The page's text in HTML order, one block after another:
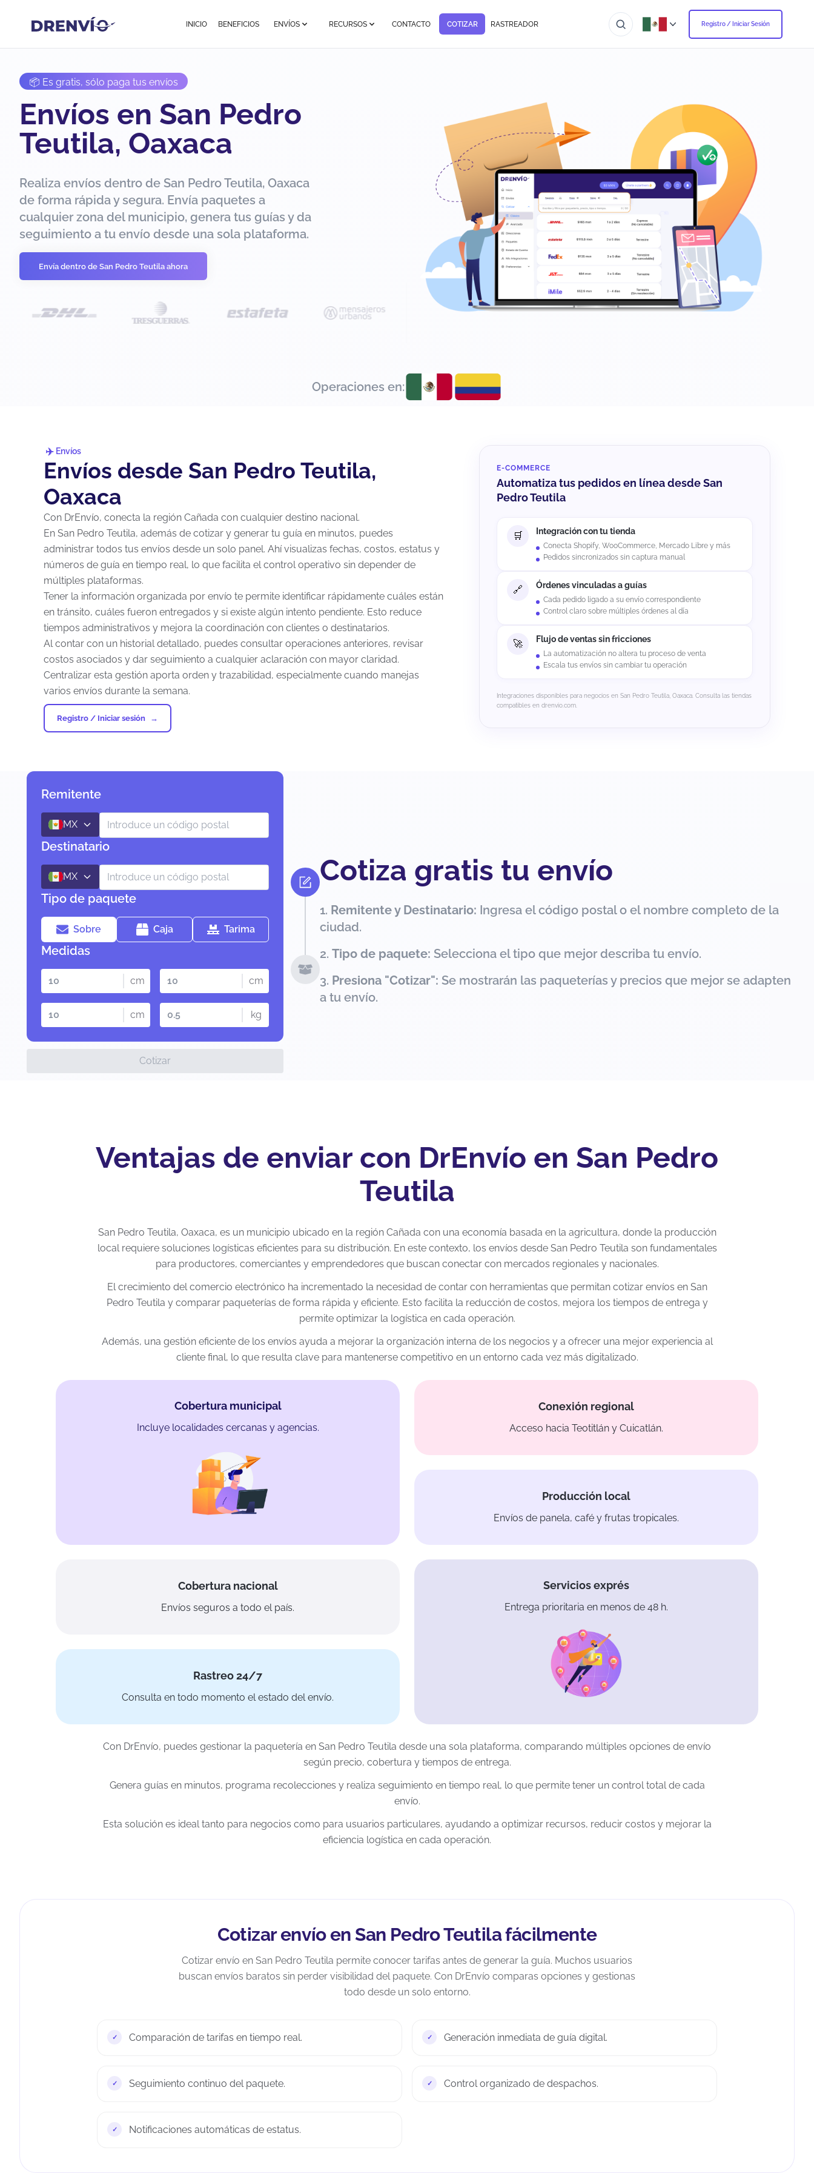
INICIO BENEFICIOS ENVÍOS RECURSOS CONTACTO COTIZAR RASTREADOR Registro / Iniciar Sesión
📦 Es gratis, sólo paga tus envíos
Envíos en San Pedro
Teutila, Oaxaca
Realiza envíos dentro de San Pedro Teutila, Oaxaca
de forma rápida y segura. Envía paquetes a
cualquier zona del municipio, genera tus guías y da
seguimiento a tu envío desde una sola plataforma.
Envía dentro de San Pedro Teutila ahora
Operaciones en:
Envíos
Envíos desde San Pedro Teutila,
Oaxaca
Con DrEnvío, conecta la región Cañada con cualquier destino nacional.
En San Pedro Teutila, además de cotizar y generar tu guía en minutos, puedes
administrar todos tus envíos desde un solo panel. Ahí visualizas fechas, costos, estatus y
números de guía en tiempo real, lo que facilita el control operativo sin depender de
múltiples plataformas.
Tener la información organizada por envío te permite identificar rápidamente cuáles están
en tránsito, cuáles fueron entregados y si existe algún intento pendiente. Esto reduce
tiempos administrativos y mejora la coordinación con clientes o destinatarios.
Al contar con un historial detallado, puedes consultar operaciones anteriores, revisar
costos asociados y dar seguimiento a cualquier aclaración con mayor claridad.
Centralizar esta gestión aporta orden y trazabilidad, especialmente cuando manejas
varios envíos durante la semana.
Registro / Iniciar sesión
E-COMMERCE
Automatiza tus pedidos en línea desde San
Pedro Teutila
Integración con tu tienda
Conecta Shopify, WooCommerce, Mercado Libre y más
Pedidos sincronizados sin captura manual
Órdenes vinculadas a guías
Cada pedido ligado a su envío correspondiente
Control claro sobre múltiples órdenes al día
Flujo de ventas sin fricciones
La automatización no altera tu proceso de venta
Escala tus envíos sin cambiar tu operación
Integraciones disponibles para negocios en San Pedro Teutila, Oaxaca. Consulta las tiendas
compatibles en drenvio.com.
Remitente
MX
Destinatario
MX
Tipo de paquete
Sobre Caja Tarima
Medidas
cm cm
cm kg
Cotizar
Cotiza gratis tu envío
Remitente y Destinatario: Ingresa el código postal o el nombre completo de la
ciudad.
Tipo de paquete: Selecciona el tipo que mejor describa tu envío.
Presiona "Cotizar": Se mostrarán las paqueterías y precios que mejor se adapten
a tu envío.
Ventajas de enviar con DrEnvío en San Pedro
Teutila
San Pedro Teutila, Oaxaca, es un municipio ubicado en la región Cañada con una economía basada en la agricultura, donde la producción
local requiere soluciones logísticas eficientes para su distribución. En este contexto, los envíos desde San Pedro Teutila son fundamentales
para productores, comerciantes y emprendedores que buscan conectar con mercados regionales y nacionales.
El crecimiento del comercio electrónico ha incrementado la necesidad de contar con herramientas que permitan cotizar envíos en San
Pedro Teutila y comparar paqueterías de forma rápida y eficiente. Esto facilita la reducción de costos, mejora los tiempos de entrega y
permite optimizar la logística en cada operación.
Además, una gestión eficiente de los envíos ayuda a mejorar la organización interna de los negocios y a ofrecer una mejor experiencia al
cliente final, lo que resulta clave para mantenerse competitivo en un entorno cada vez más digitalizado.
Cobertura municipal
Incluye localidades cercanas y agencias.
Conexión regional
Acceso hacia Teotitlán y Cuicatlán.
Producción local
Envíos de panela, café y frutas tropicales.
Cobertura nacional
Envíos seguros a todo el país.
Servicios exprés
Entrega prioritaria en menos de 48 h.
Rastreo 24/7
Consulta en todo momento el estado del envío.
Con DrEnvío, puedes gestionar la paquetería en San Pedro Teutila desde una sola plataforma, comparando múltiples opciones de envío
según precio, cobertura y tiempos de entrega.
Genera guías en minutos, programa recolecciones y realiza seguimiento en tiempo real, lo que permite tener un control total de cada
envío.
Esta solución es ideal tanto para negocios como para usuarios particulares, ayudando a optimizar recursos, reducir costos y mejorar la
eficiencia logística en cada operación.
Cotizar envío en San Pedro Teutila fácilmente
Cotizar envío en San Pedro Teutila permite conocer tarifas antes de generar la guía. Muchos usuarios
buscan envíos baratos sin perder visibilidad del paquete. Con DrEnvío comparas opciones y gestionas
todo desde un solo entorno.
Comparación de tarifas en tiempo real. Generación inmediata de guía digital.
Seguimiento continuo del paquete. Control organizado de despachos.
Notificaciones automáticas de estatus.